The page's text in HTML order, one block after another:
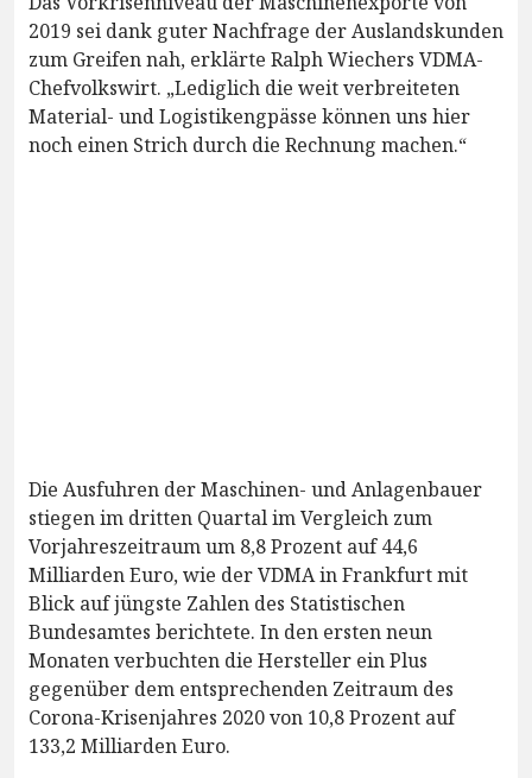
2019 sei dank guter Nachfrage der Auslandskunden
zum Greifen nah, erklärte Ralph Wiechers VDMA-
Chefvolkswirt. „Lediglich die weit verbreiteten
Material- und Logistikengpässe können uns hier
noch einen Strich durch die Rechnung machen.“
Die Ausfuhren der Maschinen- und Anlagenbauer
stiegen im dritten Quartal im Vergleich zum
Vorjahreszeitraum um 8,8 Prozent auf 44,6
Milliarden Euro, wie der VDMA in Frankfurt mit
Blick auf jüngste Zahlen des Statistischen
Bundesamtes berichtete. In den ersten neun
Monaten verbuchten die Hersteller ein Plus
gegenüber dem entsprechenden Zeitraum des
Corona-Krisenjahres 2020 von 10,8 Prozent auf
133,2 Milliarden Euro.